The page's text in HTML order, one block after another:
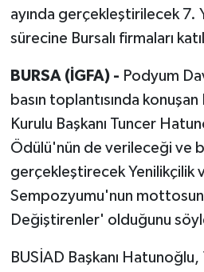
ayında gerçekleştirilecek 7.
sürecine Bursalı firmaları
BURSA (İGFA) - Podyum
basın toplantısında
Kurulu Başkanı Tuncer
Ödülü'nün de verileceği ve
gerçekleştirecek Yenilikçilik
Sempozyumu'nun
Değiştirenler' olduğunu
BUSİAD Başkanı Hatunoğlu,